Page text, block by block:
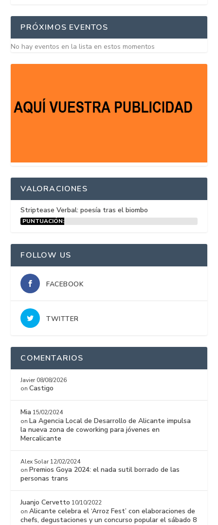
PRÓXIMOS EVENTOS
No hay eventos en la lista en estos momentos
VALORACIONES
Striptease Verbal: poesía tras el biombo
PUNTUACIÓN:
FOLLOW US
FACEBOOK
TWITTER
COMENTARIOS
Javier 08/08/2026
onCastigo
Mia 15/02/2024
onLa Agencia Local de Desarrollo de Alicante impulsa
la nueva zona de coworking para jóvenes en
Mercalicante
Alex Solar 12/02/2024
onPremios Goya 2024: el nada sutil borrado de las
personas trans
Juanjo Cervetto 10/10/2022
onAlicante celebra el ‘Arroz Fest’ con elaboraciones de
chefs, degustaciones y un concurso popular el sábado 8